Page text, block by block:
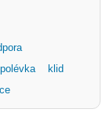
klid